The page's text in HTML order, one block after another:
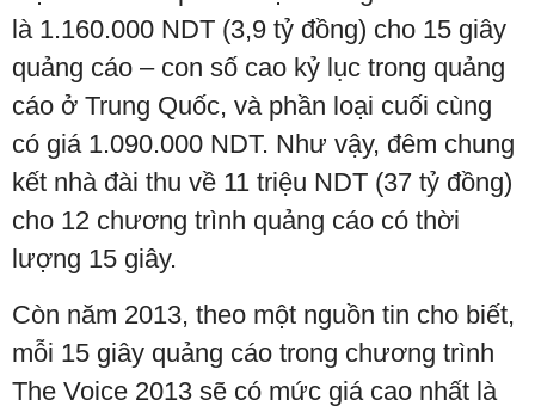
là 1.160.000 NDT (3,9 tỷ đồng) cho 15 giây
quảng cáo – con số cao kỷ lục trong quảng
cáo ở Trung Quốc, và phần loại cuối cùng
có giá 1.090.000 NDT. Như vậy, đêm chung
kết nhà đài thu về 11 triệu NDT (37 tỷ đồng)
cho 12 chương trình quảng cáo có thời
lượng 15 giây.
Còn năm 2013, theo một nguồn tin cho biết,
mỗi 15 giây quảng cáo trong chương trình
The Voice 2013 sẽ có mức giá cao nhất là